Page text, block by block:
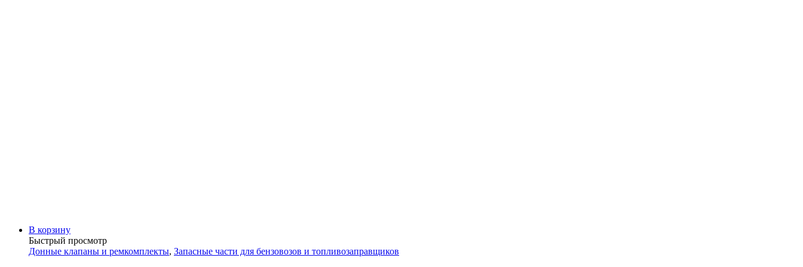
В корзину
Быстрый просмотр
Донные клапаны и ремкомплекты, Запасные части для бензовозов и топливозаправщиков